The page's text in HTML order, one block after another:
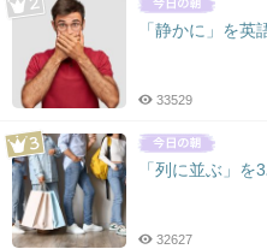
「静かに」を英
33529
「列に並ぶ」を
32627